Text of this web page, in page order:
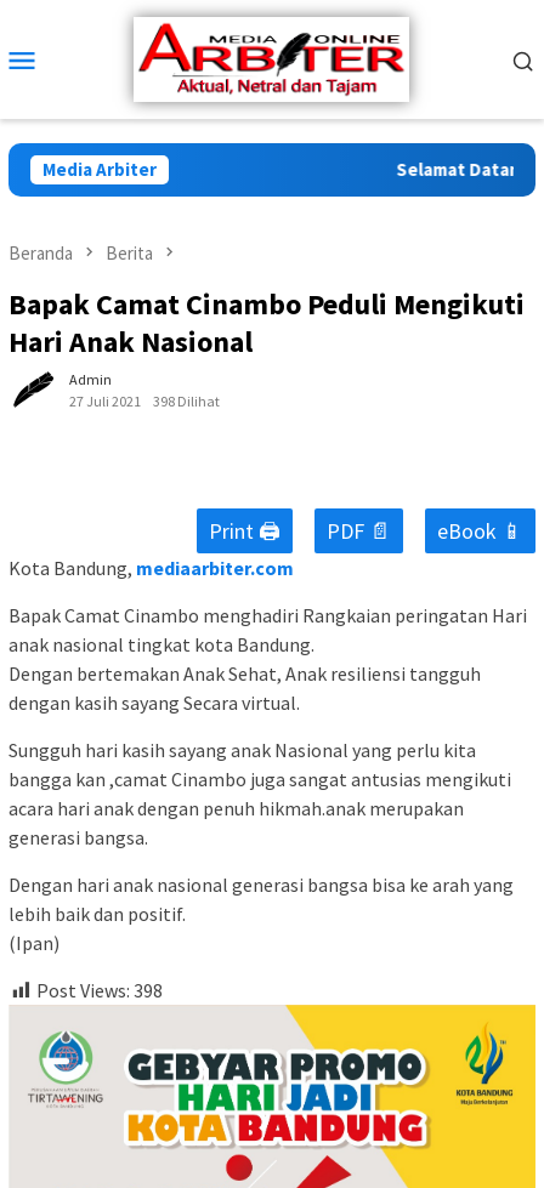
konten
Mobile
Media Arbiter Selamat Datang
Beranda Berita
Bapak Camat Cinambo Peduli Mengikuti
Hari Anak Nasional
Admin
27 Juli 2021
398 Dilihat
Print 🖨 PDF 📄 eBook 📱
Kota Bandung, mediaarbiter.com
Bapak Camat Cinambo menghadiri Rangkaian peringatan Hari
anak nasional tingkat kota Bandung.
Dengan bertemakan Anak Sehat, Anak resiliensi tangguh
dengan kasih sayang Secara virtual.
Sungguh hari kasih sayang anak Nasional yang perlu kita
bangga kan ,camat Cinambo juga sangat antusias mengikuti
acara hari anak dengan penuh hikmah.anak merupakan
generasi bangsa.
Dengan hari anak nasional generasi bangsa bisa ke arah yang
lebih baik dan positif.
(Ipan)
Post Views: 398